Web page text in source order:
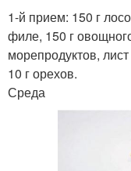
1-й прием: 150 г
филе, 150 г
морепродуктов,
10 г орехов.
Среда